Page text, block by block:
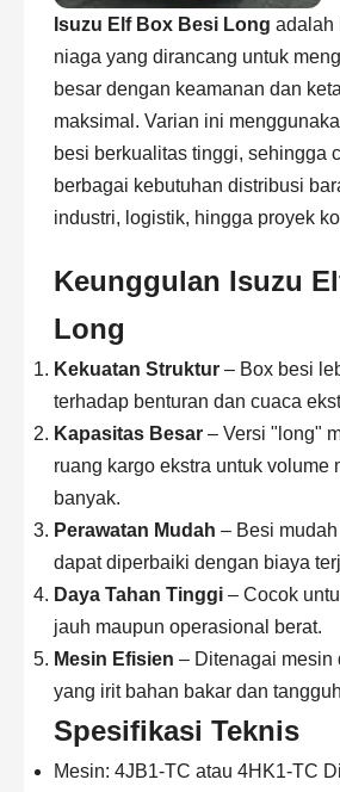
Isuzu Elf Box Besi Long adalah
niaga yang dirancang untuk
besar dengan keamanan dan
maksimal. Varian ini
besi berkualitas tinggi, sehingga
berbagai kebutuhan distribusi
industri, logistik, hingga proyek
Keunggulan Isuzu
Long
Kekuatan Struktur – Box besi
terhadap benturan dan cuaca
Kapasitas Besar – Versi "long"
ruang kargo ekstra untuk volume
banyak.
Perawatan Mudah – Besi
dapat diperbaiki dengan biaya
Daya Tahan Tinggi – Cocok
jauh maupun operasional berat.
Mesin Efisien – Ditenagai mesin
yang irit bahan bakar dan
Spesifikasi Teknis
Mesin: 4JB1-TC atau 4HK1-TC